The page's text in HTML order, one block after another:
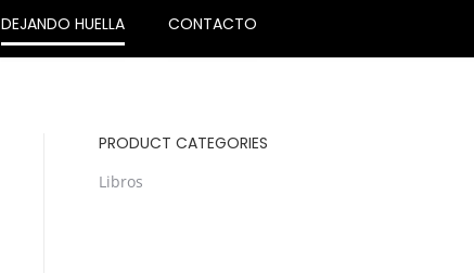
DEJANDO HUELLA CONTACTO
PRODUCT CATEGORIES
Libros